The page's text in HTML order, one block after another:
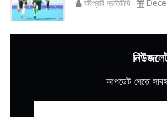
যবিপ্রবি প্রতিনিধি
আপডেট পেতে